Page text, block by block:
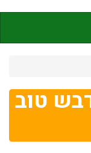
טוב